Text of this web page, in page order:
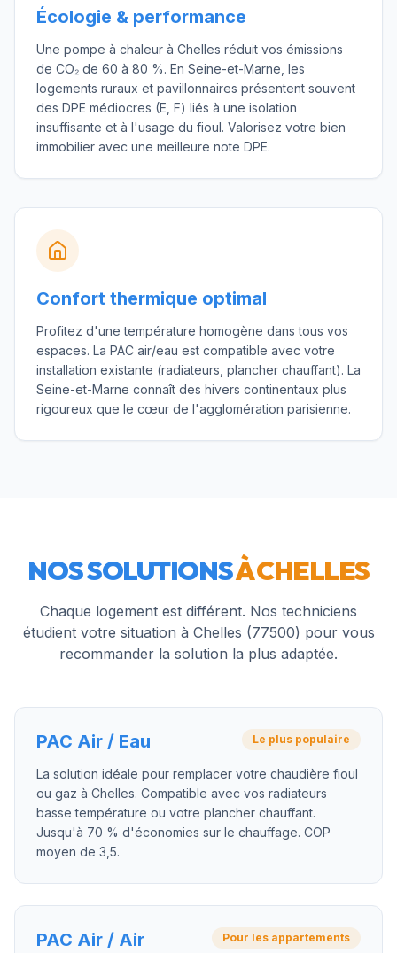
Écologie & performance
Une pompe à chaleur à Chelles réduit vos émissions
de CO₂ de 60 à 80 %. En Seine-et-Marne, les
logements ruraux et pavillonnaires présentent souvent
des DPE médiocres (E, F) liés à une isolation
insuffisante et à l'usage du fioul. Valorisez votre bien
immobilier avec une meilleure note DPE.
Confort thermique optimal
Profitez d'une température homogène dans tous vos
espaces. La PAC air/eau est compatible avec votre
installation existante (radiateurs, plancher chauffant). La
Seine-et-Marne connaît des hivers continentaux plus
rigoureux que le cœur de l'agglomération parisienne.
NOS SOLUTIONSÀCHELLES
Chaque logement est différent. Nos techniciens
étudient votre situation à Chelles (77500) pour vous
recommander la solution la plus adaptée.
PAC Air / Eau Le plus populaire
La solution idéale pour remplacer votre chaudière fioul
ou gaz à Chelles. Compatible avec vos radiateurs
basse température ou votre plancher chauffant.
Jusqu'à 70 % d'économies sur le chauffage. COP
moyen de 3,5.
PAC Air / Air
Pour les appartements